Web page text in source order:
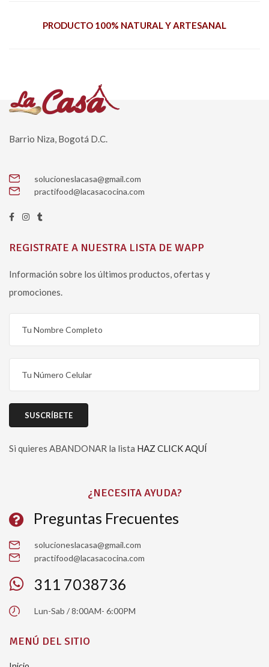
PRODUCTO 100% NATURAL Y ARTESANAL
Barrio Niza, Bogotá D.C.
solucioneslacasa@gmail.com
practifood@lacasacocina.com
REGISTRATE A NUESTRA LISTA DE WAPP
Información sobre los últimos productos, ofertas y
promociones.
Si quieres ABANDONAR la lista HAZ CLICK AQUÍ
¿NECESITA AYUDA?
Preguntas Frecuentes
solucioneslacasa@gmail.com
practifood@lacasacocina.com
311 7038736
Lun-Sab / 8:00AM- 6:00PM
MENÚ DEL SITIO